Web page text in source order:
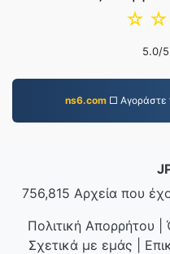
☆
☆
5.0/
ns6.com □ Αγοράστε
756,815 Αρχεία που
Πολιτική Απορρήτου
Σχετικά με εμάς